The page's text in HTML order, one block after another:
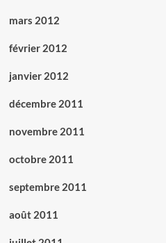
mars 2012
février 2012
janvier 2012
décembre 2011
novembre 2011
octobre 2011
septembre 2011
août 2011